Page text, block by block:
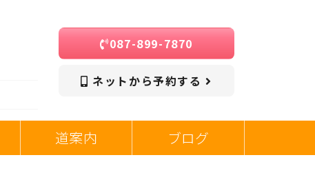
087-899-7870
ネットから予約する
道案内 ブログ